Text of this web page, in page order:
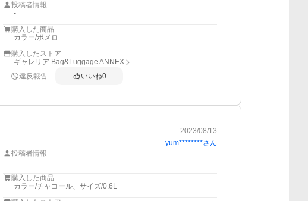
投稿者情報
-
購入した商品
カラー/ポメロ
購入したストア
ギャレリア Bag&Luggage ANNEX
違反報告
いいね0
2023/08/13
yum********さん
投稿者情報
-
購入した商品
カラー/チャコール、サイズ/0.6L